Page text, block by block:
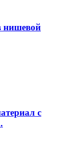
нишевой
с